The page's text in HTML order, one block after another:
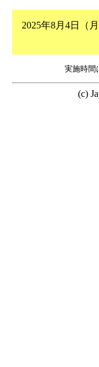
2025年8月4日（
実施時間
(c)